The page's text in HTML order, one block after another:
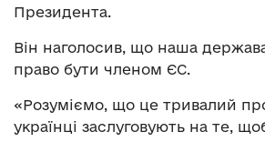
Президента.
Він наголосив, що наша
право бути членом ЄС.
«Розуміємо, що це тривалий
українці заслуговують на те,